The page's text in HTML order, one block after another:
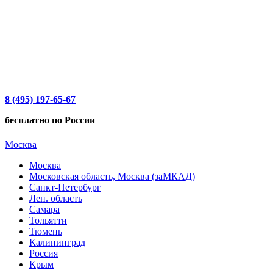
8 (495) 197-65-67
бесплатно по России
Москва
Москва
Московская область, Москва (заМКАД)
Санкт-Петербург
Лен. область
Самара
Тольятти
Тюмень
Калининград
Россия
Крым